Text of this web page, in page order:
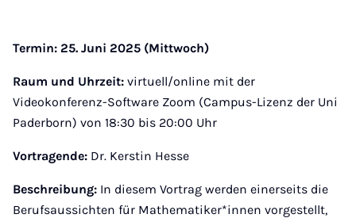
Termin: 25. Juni 2025 (Mittwoch)
Raum und Uhrzeit: virtuell/online mit der
Videokonferenz-Software Zoom (Campus-Lizenz der Uni
Paderborn) von 18:30 bis 20:00 Uhr
Vortragende: Dr. Kerstin Hesse
Beschreibung: In diesem Vortrag werden einerseits die
Berufsaussichten für Mathematiker*innen vorgestellt,